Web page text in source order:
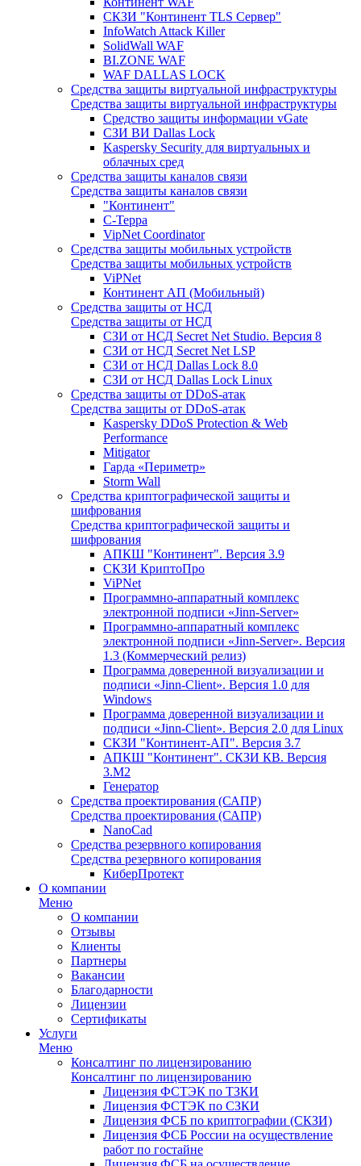
СКЗИ "Континент TLS Сервер"
InfoWatch Attack Killer
SolidWall WAF
BI.ZONE WAF
WAF DALLAS LOCK
Средства защиты виртуальной инфраструктуры
Средства защиты виртуальной инфраструктуры
Средство защиты информации vGate
СЗИ ВИ Dallas Lock
Kaspersky Security для виртуальных и
облачных сред
Средства защиты каналов связи
Средства защиты каналов связи
"Континент"
С-Терра
VipNet Coordinator
Средства защиты мобильных устройств
Средства защиты мобильных устройств
ViPNet
Континент АП (Мобильный)
Средства защиты от НСД
Средства защиты от НСД
СЗИ от НСД Secret Net Studio. Версия 8
СЗИ от НСД Secret Net LSP
СЗИ от НСД Dallas Lock 8.0
СЗИ от НСД Dallas Lock Linux
Средства защиты от DDoS-атак
Средства защиты от DDoS-атак
Kaspersky DDoS Protection & Web
Performance
Mitigator
Гарда «Периметр»
Storm Wall
Средства криптографической защиты и
шифрования
Средства криптографической защиты и
шифрования
АПКШ "Континент". Версия 3.9
СКЗИ КриптоПро
ViPNet
Программно-аппаратный комплекс
электронной подписи «Jinn-Server»
Программно-аппаратный комплекс
электронной подписи «Jinn-Server». Версия
1.3 (Коммерческий релиз)
Программа доверенной визуализации и
подписи «Jinn-Client». Версия 1.0 для
Windows
Программа доверенной визуализации и
подписи «Jinn-Client». Версия 2.0 для Linux
СКЗИ "Континент-АП". Версия 3.7
АПКШ "Континент". СКЗИ КВ. Версия
3.М2
Генератор
Средства проектирования (САПР)
Средства проектирования (САПР)
NanoCad
Средства резервного копирования
Средства резервного копирования
КиберПротект
О компании
Меню
О компании
Отзывы
Клиенты
Партнеры
Вакансии
Благодарности
Лицензии
Сертификаты
Услуги
Меню
Консалтинг по лицензированию
Консалтинг по лицензированию
Лицензия ФСТЭК по ТЗКИ
Лицензия ФСТЭК по СЗКИ
Лицензия ФСБ по криптографии (СКЗИ)
Лицензия ФСБ России на осуществление
работ по гостайне